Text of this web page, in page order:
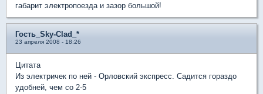
габарит электропоезда и зазор большой!
Гость_Sky-Clad_*
23 апреля 2008 - 18:26
Цитата
Из электричек по ней - Орловский экспресс. Садится гораздо
удобней, чем со 2-5